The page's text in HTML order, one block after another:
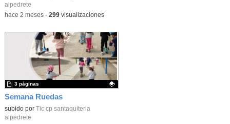
alpedrete
-hace 2 meses- 299visualizaciones
Semana Ruedas
Contenido educativo.
subido por Tic cp santaquiteria
alpedrete
3 páginas